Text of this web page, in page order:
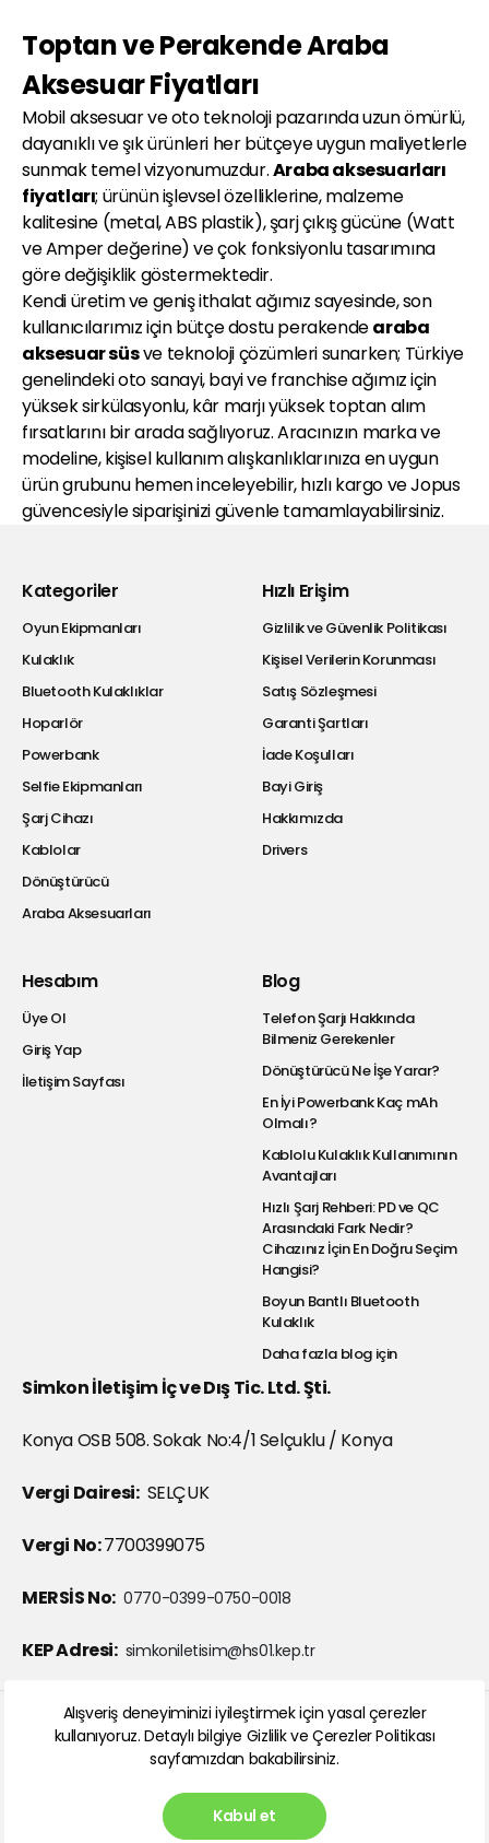
Alışveriş deneyiminizi iyileştirmek için yasal çerezler
kullanıyoruz. Detaylı bilgiye Gizlilik ve Çerezler Politikası
sayfamızdan bakabilirsiniz.
Kabul et
Toptan ve Perakende Araba
Aksesuar Fiyatları
Mobil aksesuar ve oto teknoloji pazarında uzun ömürlü,
dayanıklı ve şık ürünleri her bütçeye uygun maliyetlerle
sunmak temel vizyonumuzdur.Araba aksesuarları
fiyatları; ürünün işlevsel özelliklerine, malzeme
kalitesine (metal, ABS plastik), şarj çıkış gücüne (Watt
ve Amper değerine) ve çok fonksiyonlu tasarımına
göre değişiklik göstermektedir.
Kendi üretim ve geniş ithalat ağımız sayesinde, son
kullanıcılarımız için bütçe dostu perakendearaba
aksesuar süsve teknoloji çözümleri sunarken; Türkiye
genelindeki oto sanayi, bayi ve franchise ağımız için
yüksek sirkülasyonlu, kâr marjı yüksek toptan alım
fırsatlarını bir arada sağlıyoruz. Aracınızın marka ve
modeline, kişisel kullanım alışkanlıklarınıza en uygun
ürün grubunu hemen inceleyebilir, hızlı kargo ve Jopus
güvencesiyle siparişinizi güvenle tamamlayabilirsiniz.
Kategoriler
Oyun Ekipmanları
Kulaklık
Bluetooth Kulaklıklar
Hoparlör
Powerbank
Selfie Ekipmanları
Şarj Cihazı
Kablolar
Dönüştürücü
Araba Aksesuarları
Hızlı Erişim
Gizlilik ve Güvenlik Politikası
Kişisel Verilerin Korunması
Satış Sözleşmesi
Garanti Şartları
İade Koşulları
Bayi Giriş
Hakkımızda
Drivers
Hesabım
Üye Ol
Giriş Yap
İletişim Sayfası
Blog
Telefon Şarjı Hakkında
Bilmeniz Gerekenler
Dönüştürücü Ne İşe Yarar?
En İyi Powerbank Kaç mAh
Olmalı?
Kablolu Kulaklık Kullanımının
Avantajları
Hızlı Şarj Rehberi: PD ve QC
Arasındaki Fark Nedir?
Cihazınız İçin En Doğru Seçim
Hangisi?
Boyun Bantlı Bluetooth
Kulaklık
Daha fazla blog için
Simkon İletişim İç ve Dış Tic. Ltd. Şti.
Konya OSB 508. Sokak No:4/1 Selçuklu / Konya
Vergi Dairesi:SELÇUK
Vergi No:7700399075
MERSİS No: 0770-0399-0750-0018
KEP Adresi: simkoniletisim@hs01.kep.tr
Abone ol